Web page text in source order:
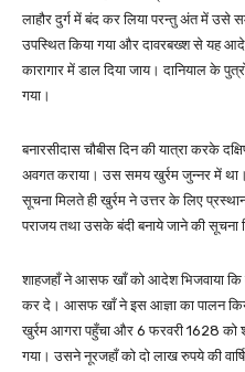
लाहौर दुर्ग में बंद कर लिया परन्तु अंत में उसे
उपस्थित किया गया और दावरबख्श से यह
कारागार में डाल दिया जाय। दानियाल के
गया।
बनारसीदास चौबीस दिन की यात्रा करके
अवगत कराया। उस समय खुर्रम जुन्नर में
सूचना मिलते ही खुर्रम ने उत्तर के लिए
पराजय तथा उसके बंदी बनाये जाने की सूचना
शाहजहाँ ने आसफ खाँ को आदेश भिजवाया कि
कर दे। आसफ खाँ ने इस आज्ञा का पालन
खुर्रम आगरा पहुँचा और 6 फरवरी 1628
गया। उसने नूरजहाँ को दो लाख रुपये की